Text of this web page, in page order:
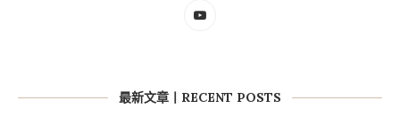
最新文章丨RECENT POSTS